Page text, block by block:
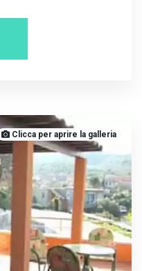
Clicca per aprire la galleria